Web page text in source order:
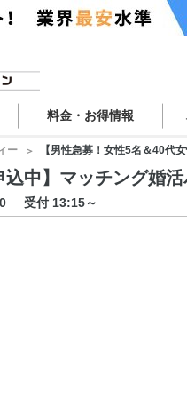
料金・お得情報
ー 【男性急募！女性5名＆40代
込中】マッチング婚
受付 13:15～